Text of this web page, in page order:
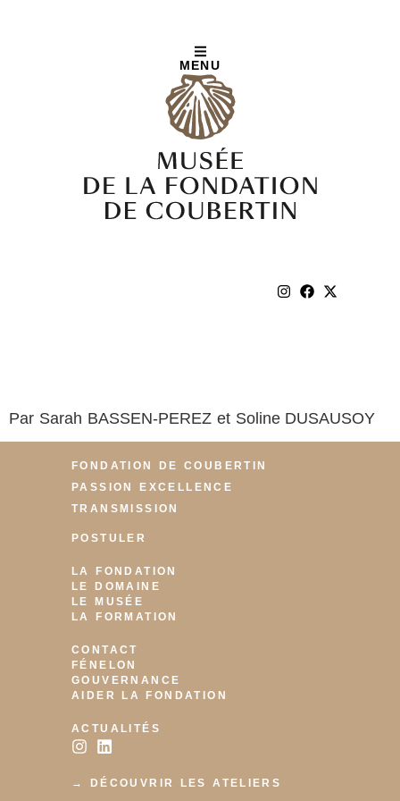
MENU
De fer et d’acier,
une union avec la
matière. La
Par Sarah BASSEN-PEREZ et Soline DUSAUSOY
FONDATION DE COUBERTIN
PASSION EXCELLENCE
TRANSMISSION
POSTULER
LA FONDATION
LE DOMAINE
LE MUSÉE
LA FORMATION
CONTACT
FÉNELON
GOUVERNANCE
AIDER LA FONDATION
ACTUALITÉS
→ DÉCOUVRIR LES ATELIERS